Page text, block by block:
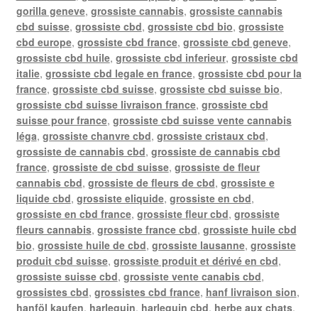
gorilla geneve, grossiste cannabis, grossiste cannabis
cbd suisse, grossiste cbd, grossiste cbd bio, grossiste
cbd europe, grossiste cbd france, grossiste cbd geneve,
grossiste cbd huile, grossiste cbd inferieur, grossiste cbd
italie, grossiste cbd legale en france, grossiste cbd pour la
france, grossiste cbd suisse, grossiste cbd suisse bio,
grossiste cbd suisse livraison france, grossiste cbd
suisse pour france, grossiste cbd suisse vente cannabis
léga, grossiste chanvre cbd, grossiste cristaux cbd,
grossiste de cannabis cbd, grossiste de cannabis cbd
france, grossiste de cbd suisse, grossiste de fleur
cannabis cbd, grossiste de fleurs de cbd, grossiste e
liquide cbd, grossiste eliquide, grossiste en cbd,
grossiste en cbd france, grossiste fleur cbd, grossiste
fleurs cannabis, grossiste france cbd, grossiste huile cbd
bio, grossiste huile de cbd, grossiste lausanne, grossiste
produit cbd suisse, grossiste produit et dérivé en cbd,
grossiste suisse cbd, grossiste vente canabis cbd,
grossistes cbd, grossistes cbd france, hanf livraison sion,
hanföl kaufen, harlequin, harlequin cbd, herbe aux chats,